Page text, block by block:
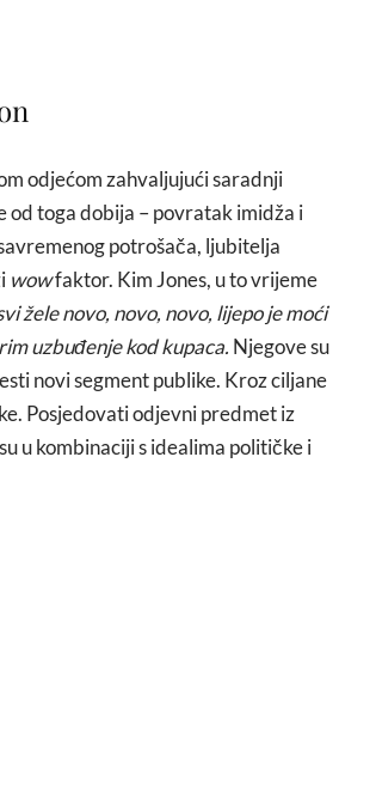
odjećom zahvaljujući saradnji
od toga dobija – povratak imidža i
potrošača, ljubitelja
wowfaktor. Kim Jones, u to vrijeme
žele novo, novo, novo, lijepo je moći
uzbuđenje kod kupaca. Njegove su
novi segment publike. Kroz ciljane
Posjedovati odjevni predmet iz
u kombinaciji s idealima političke i